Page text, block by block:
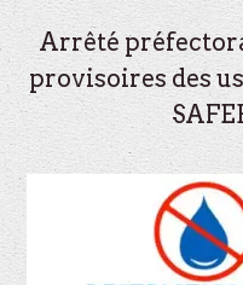
Arrêté
provisoires des